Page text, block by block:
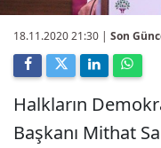
18.11.2020 21:30 | Son
Halkların
Başkanı Mithat